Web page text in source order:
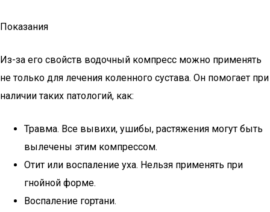
Показания
Из-за его свойств водочный компресс можно применять
не только для лечения коленного сустава. Он помогает при
наличии таких патологий, как:
Травма. Все вывихи, ушибы, растяжения могут быть
вылечены этим компрессом.
Отит или воспаление уха. Нельзя применять при
гнойной форме.
Воспаление гортани.